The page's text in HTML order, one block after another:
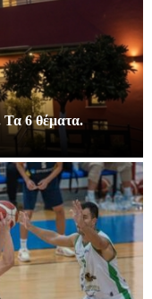
Τα 6 θέματα.